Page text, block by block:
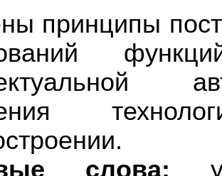
принципы
слова: